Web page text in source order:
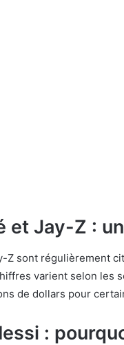
et Jay-Z :
Z sont régulièrement
varient selon les
de dollars pour
: